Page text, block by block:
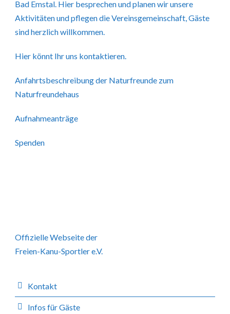
Bad Emstal. Hier besprechen und planen wir unsere
Aktivitäten und pflegen die Vereinsgemeinschaft, Gäste
sind herzlich willkommen.
Hier könnt Ihr uns kontaktieren.
Anfahrtsbeschreibung der Naturfreunde zum
Naturfreundehaus
Aufnahmeanträge
Spenden
Offizielle Webseite der
Freien-Kanu-Sportler e.V.
Kontakt
Infos für Gäste